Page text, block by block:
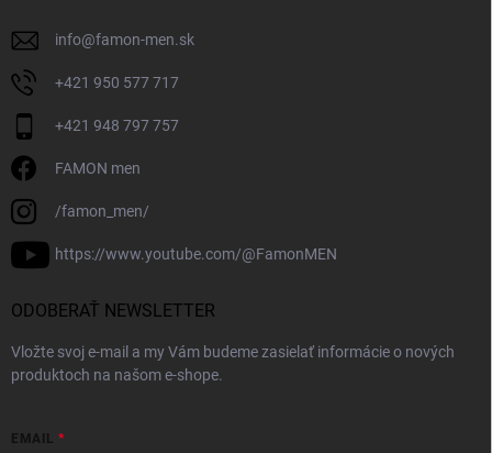
info@famon-men.sk
+421 950 577 717
+421 948 797 757
FAMON men
/famon_men/
https://www.youtube.com/@FamonMEN
ODOBERAŤ NEWSLETTER
Vložte svoj e-mail a my Vám budeme zasielať informácie o nových
produktoch na našom e-shope.
EMAIL